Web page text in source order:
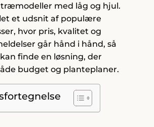
med låg og hjul.
et udsnit af populære
hvor pris, kvalitet og
går hånd i hånd, så
finde en løsning, der
budget og planteplaner.